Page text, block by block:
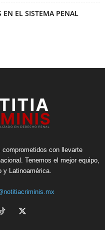
EN EL SISTEMA PENAL
con llevarte
Tenemos el mejor equipo,
y Latinoamérica.